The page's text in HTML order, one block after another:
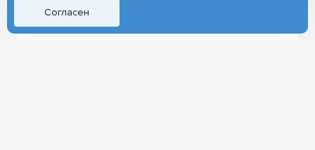
ОБРАЗОВАНИЕ
СТУДЕНТЫ
БОЛЬШОЙ УНИВЕРСИТЕТ
Согласен